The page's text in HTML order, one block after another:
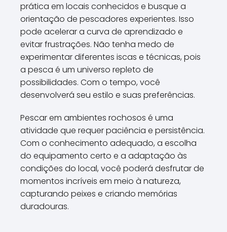
prática em locais conhecidos e busque a
orientação de pescadores experientes. Isso
pode acelerar a curva de aprendizado e
evitar frustrações. Não tenha medo de
experimentar diferentes iscas e técnicas, pois
a pesca é um universo repleto de
possibilidades. Com o tempo, você
desenvolverá seu estilo e suas preferências.
Pescar em ambientes rochosos é uma
atividade que requer paciência e persistência.
Com o conhecimento adequado, a escolha
do equipamento certo e a adaptação às
condições do local, você poderá desfrutar de
momentos incríveis em meio à natureza,
capturando peixes e criando memórias
duradouras.